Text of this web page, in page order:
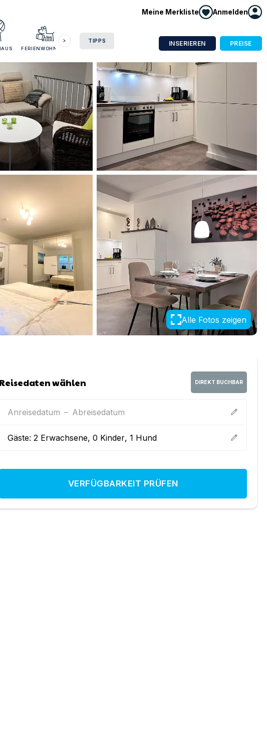
Meine Merkliste Anmelden
FERIENWOHNUNG
TIPPS INSERIEREN PREISE
Alle Fotos zeigen
Reisedaten wählen DIREKT BUCHBAR
Anreisedatum – Abreisedatum edit
Gäste:2 Erwachsene,0 Kinder,1 Hund edit
VERFÜGBARKEIT PRÜFEN